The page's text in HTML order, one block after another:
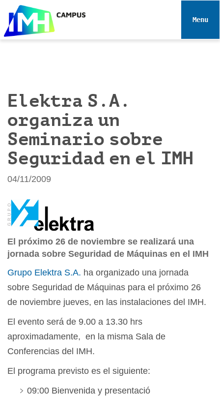
e
Toggle
Elektra S.A.
organiza un
Seminario sobre
Seguridad en el IMH
04/11/2009
El próximo 26 de noviembre se realizará una
jornada sobre Seguridad de Máquinas en el IMH
Grupo Elektra S.A. ha organizado una jornada
sobre Seguridad de Máquinas para el próximo 26
de noviembre jueves, en las instalaciones del IMH.
El evento será de 9.00 a 13.30 hrs
aproximadamente, en la misma Sala de
Conferencias del IMH.
El programa previsto es el siguiente:
09:00 Bienvenida y presentació